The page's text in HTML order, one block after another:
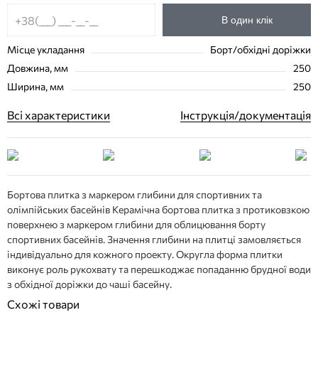
В один клік
Місце укладання
Борт/обхідні доріжки
Довжина, мм
250
Ширина, мм
250
Всі характеристики Інструкція/документація
Бортова плитка з маркером глибини для спортивних та
олімпійських басейнів Керамічна бортова плитка з протиковзкою
поверхнею з маркером глибини для облицювання борту
спортивних басейнів. Значення глибини на плитці замовляється
індивідуально для кожного проекту. Округла форма плитки
виконує роль рукохвату та перешкоджає попаданню брудної води
з обхідної доріжки до чаші басейну.
Схожі товари